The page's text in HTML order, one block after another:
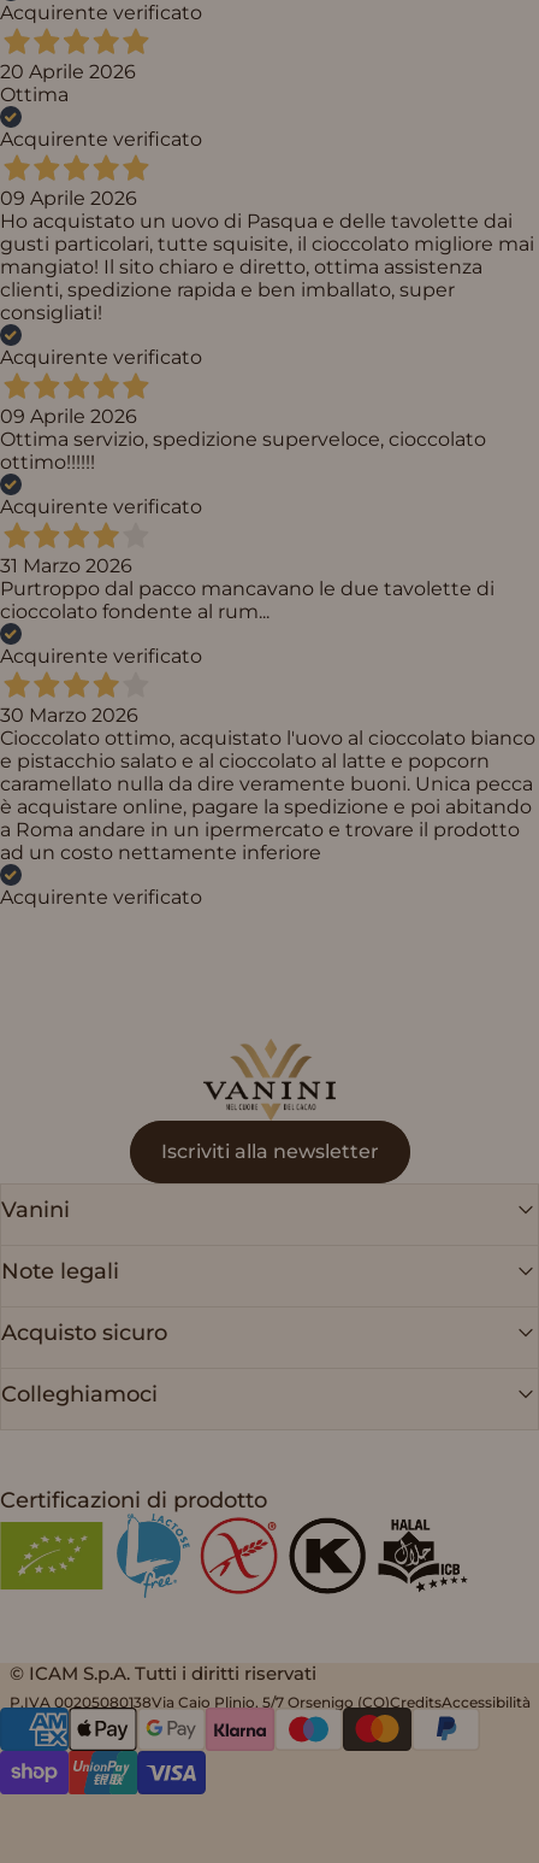
Acquirente verificato
20 Aprile 2026
Ottima
Acquirente verificato
09 Aprile 2026
Ho acquistato un uovo di Pasqua e delle tavolette dai
gusti particolari, tutte squisite, il cioccolato migliore mai
mangiato! Il sito chiaro e diretto, ottima assistenza
clienti, spedizione rapida e ben imballato, super
consigliati!
Acquirente verificato
09 Aprile 2026
Ottima servizio, spedizione superveloce, cioccolato
ottimo!!!!!!
Acquirente verificato
31 Marzo 2026
Purtroppo dal pacco mancavano le due tavolette di
cioccolato fondente al rum...
Acquirente verificato
30 Marzo 2026
Cioccolato ottimo, acquistato l'uovo al cioccolato bianco
e pistacchio salato e al cioccolato al latte e popcorn
caramellato nulla da dire veramente buoni. Unica pecca
è acquistare online, pagare la spedizione e poi abitando
a Roma andare in un ipermercato e trovare il prodotto
ad un costo nettamente inferiore
Acquirente verificato
Vanini
Iscriviti alla newsletter
Vanini
Note legali
Acquisto sicuro
Colleghiamoci
Certificazioni di prodotto
© ICAM S.p.A. Tutti i diritti riservati
P.IVA 00205080138Via Caio Plinio, 5/7 Orsenigo (CO)CreditsAccessibilità